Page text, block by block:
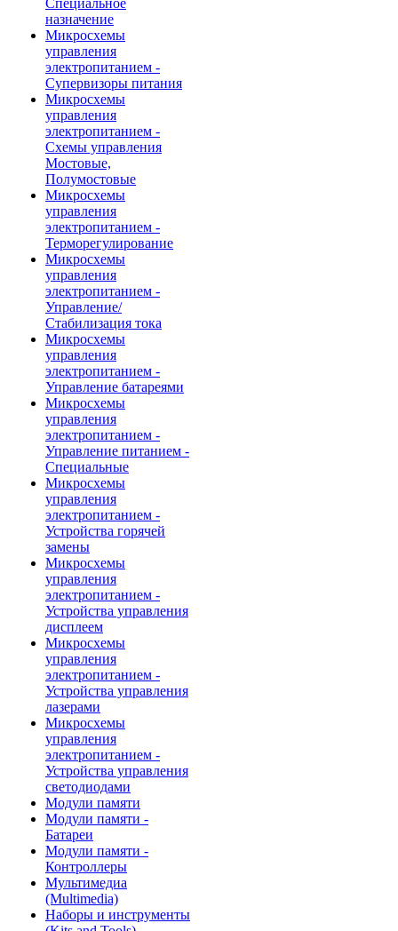
Специальное
назначение
Микросхемы
управления
электропитанием -
Супервизоры питания
Микросхемы
управления
электропитанием -
Схемы управления
Мостовые,
Полумостовые
Микросхемы
управления
электропитанием -
Терморегулирование
Микросхемы
управления
электропитанием -
Управление/
Стабилизация тока
Микросхемы
управления
электропитанием -
Управление батареями
Микросхемы
управления
электропитанием -
Управление питанием -
Специальные
Микросхемы
управления
электропитанием -
Устройства горячей
замены
Микросхемы
управления
электропитанием -
Устройства управления
дисплеем
Микросхемы
управления
электропитанием -
Устройства управления
лазерами
Микросхемы
управления
электропитанием -
Устройства управления
светодиодами
Модули памяти
Модули памяти -
Батареи
Модули памяти -
Контроллеры
Мультимедиа
(Multimedia)
Наборы и инструменты